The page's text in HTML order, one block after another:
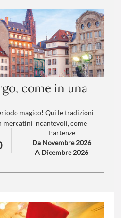
come in una
magico! Qui le tradizioni
mercatini incantevoli, come
oltre 500 anni di storia è il più
dei più suggestivi e
di Colmar. Le piazze si
l'Avvento non è solo una
Partenze
Da Novembre 2026
A Dicembre 2026